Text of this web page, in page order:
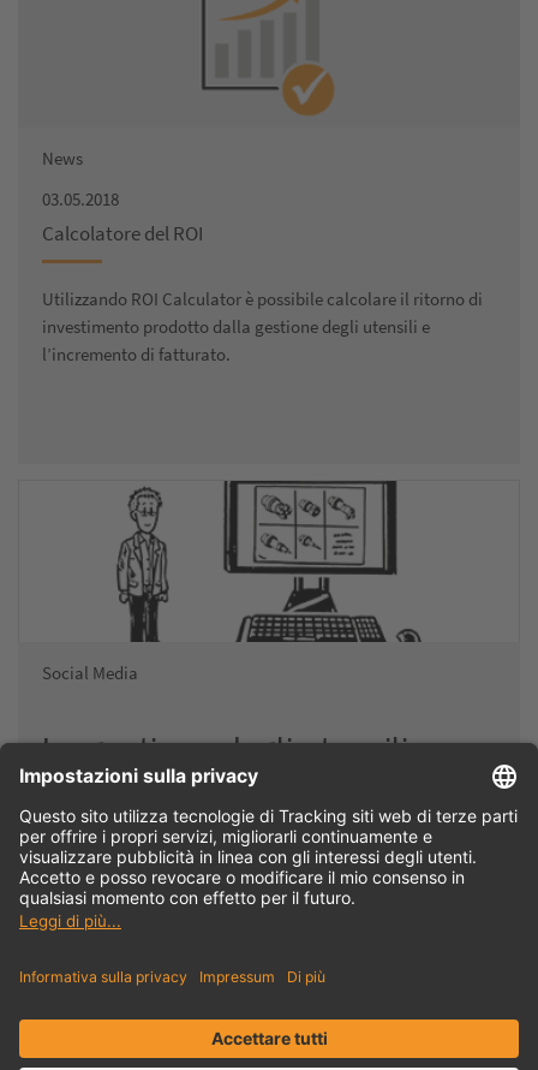
News
03.05.2018
Calcolatore del ROI
Utilizzando ROI Calculator è possibile calcolare il ritorno di
investimento prodotto dalla gestione degli utensili e
l’incremento di fatturato.
Social Media
La gestione degli utensili con
TDM spiegata in modo semplice
Gestione degli utensili TDM: Il video mostra come la gestione
degli utensili TDM supporta in modo intelligente ed efficiente
il ciclo degli utensili…